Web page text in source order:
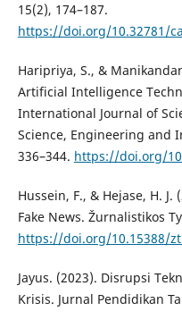
15(2), 174–187.
https://doi.org/10.32781/
Haripriya, S., &
Artificial Intelligence
International Journal of
Science, Engineering and
336–344. https://doi.org/
Hussein, F., & Hejase, H.
Fake News. Žurnalistikos
https://doi.org/10.15388/
Jayus. (2023). Disrupsi
Krisis. Jurnal Pendidikan